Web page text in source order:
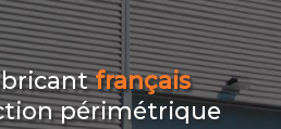
français
périmétrique